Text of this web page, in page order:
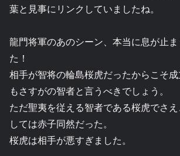
葉と見事にリンクしていましたね。
龍門将軍のあのシーン、本当に息が止
た！
相手が智将の輪島桜虎だったからこそ
もさすがの智者と言うべきでしょう。
ただ聖夷を従える智者である桜虎でさ
しては赤子同然だった。
桜虎は相手が悪すぎました。